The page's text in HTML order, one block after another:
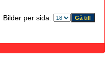
Bilder per sida: